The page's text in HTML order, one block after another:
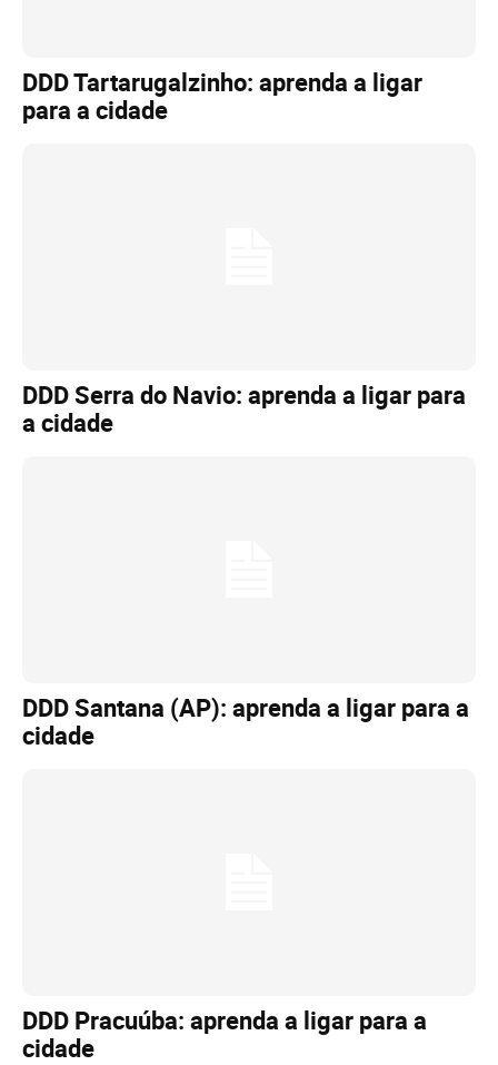
DDD Tartarugalzinho: aprenda a ligar
para a cidade
DDD Serra do Navio: aprenda a ligar para
a cidade
DDD Santana (AP): aprenda a ligar para a
cidade
DDD Pracuúba: aprenda a ligar para a
cidade